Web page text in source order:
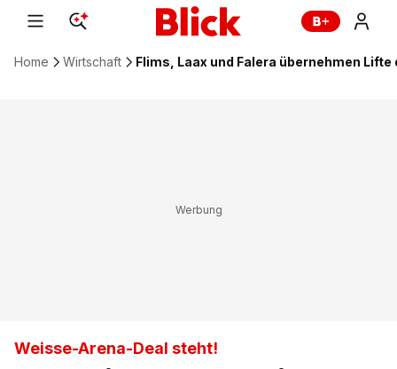
Home Wirtschaft Flims, Laax und Falera übernehmen
Weisse-Arena-Deal steht!